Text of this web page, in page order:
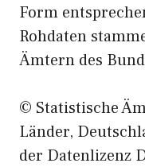
Form
Rohdaten
Ämtern des
© Statistische
Länder,
der Datenlizenz